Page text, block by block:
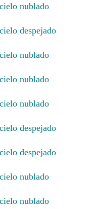
nublado
despejado
nublado
nublado
nublado
despejado
despejado
nublado
nublado